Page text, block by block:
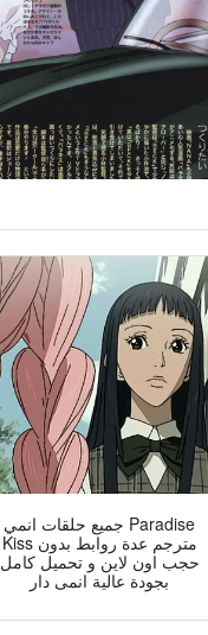
جميع حلقات انمي Paradise
Kiss مترجم عدة روابط بدون
حجب اون لاين و تحميل كامل
بجودة عالية انمى دار